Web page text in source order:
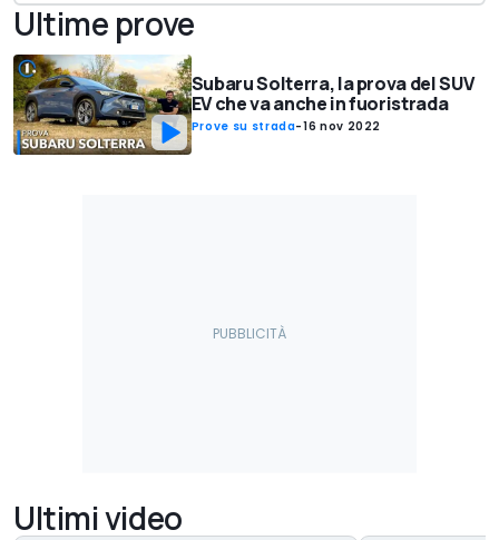
Ultime prove
Subaru Solterra, la prova del SUV
EV che va anche in fuoristrada
Prove su strada-16 nov 2022
Ultimi video